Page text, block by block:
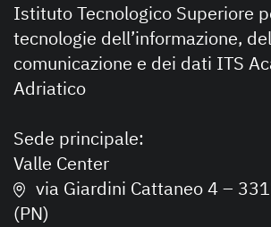
Istituto Tecnologico Superiore
tecnologie dell’informazione,
comunicazione e dei dati ITS
Adriatico
Sede principale:
Valle Center
via Giardini Cattaneo 4 –
(PN)